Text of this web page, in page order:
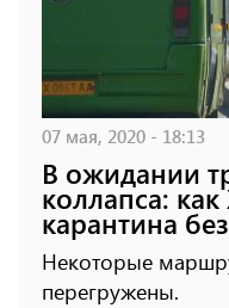
07 мая, 2020 - 18:13
В ожидании
коллапса:
карантина
Некоторые
перегружены.